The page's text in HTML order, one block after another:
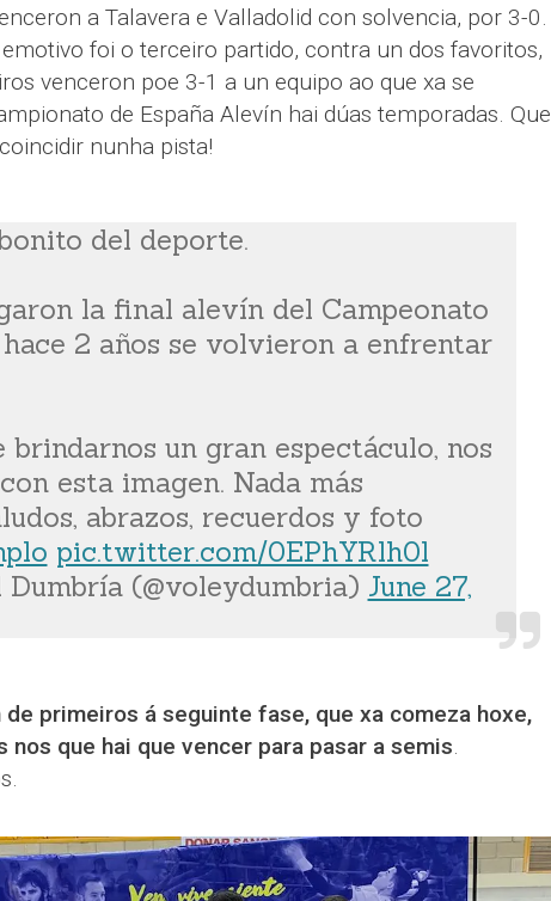
a Talavera e Valladolid con solvencia, por 3-0.
foi o terceiro partido, contra un dos favoritos,
venceron poe 3-1 a un equipo ao que xa se
de España Alevín hai dúas temporadas. Que
nunha pista!
del deporte.
la final alevín del Campeonato
hace 2 años se volvieron a enfrentar
brindarnos un gran espectáculo, nos
esta imagen. Nada más
abrazos, recuerdos y foto
pic.twitter.com/0EPhYRlh0l
(@voleydumbria) June 27,
de primeiros á seguinte fase, que xa comeza hoxe,
nos que hai que vencer para pasar a semis.